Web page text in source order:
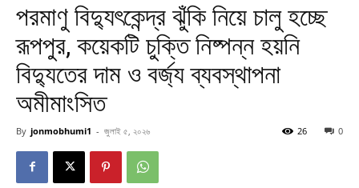
পরমাণু বিদ্যুৎকেন্দ্র ঝুঁকি নিয়ে চালু হচ্ছে
রূপপুর, কয়েকটি চুক্তি নিষ্পন্ন হয়নি
বিদ্যুতের দাম ও বর্জ্য ব্যবস্থাপনা
অমীমাংসিত
By jonmobhumi1 - জুলাই ৫, ২০২৬ 0
26